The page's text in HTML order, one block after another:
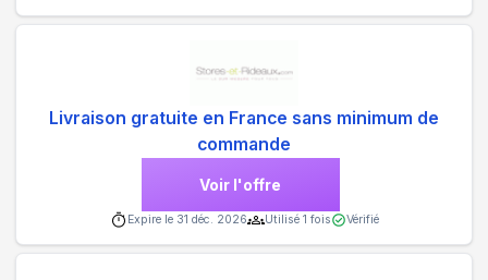
Livraison gratuite en France sans minimum de
commande
Voir l'offre
Expire le 31 déc. 2026 Utilisé 1 fois Vérifié